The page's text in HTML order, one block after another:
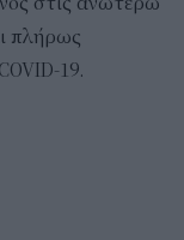
πλήρως
19.